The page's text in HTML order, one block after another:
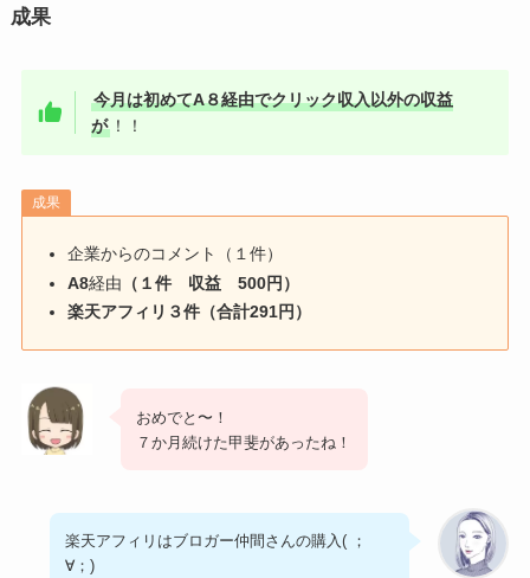
成果
今月は初めてA８経由でクリック収入以外の収益
が ！！
成果
企業からのコメント（１件）
A8経由 （１件 収益 500円）
楽天アフィリ３件（合計291円）
おめでと〜！
７か月続けた甲斐があったね！
楽天アフィリはブロガー仲間さんの購入( ；
∀；)